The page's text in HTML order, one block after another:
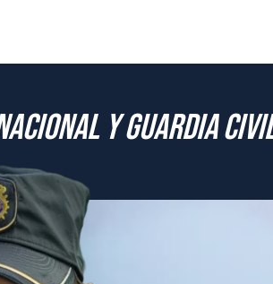
y Guardia